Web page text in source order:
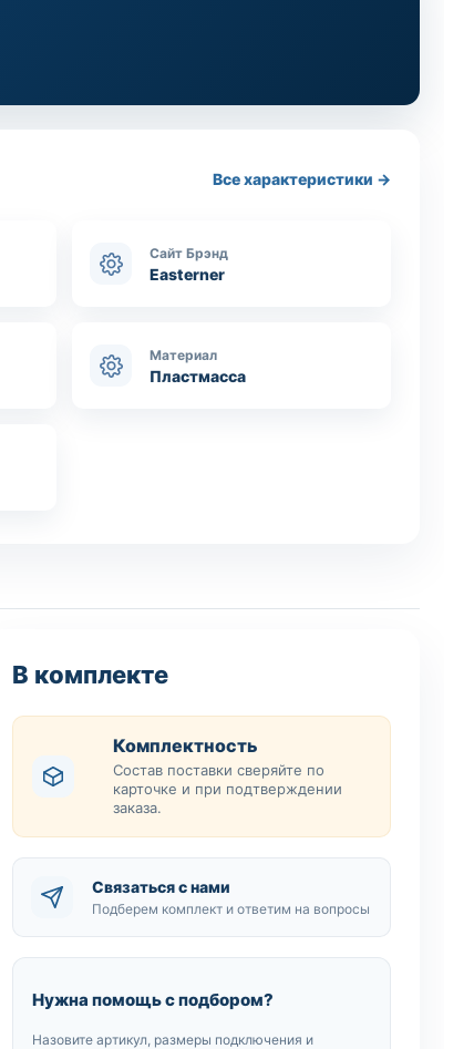
Все характеристики →
Сайт Брэнд
Easterner
Материал
Пластмасса
В комплекте
Комплектность
Состав поставки сверяйте по
карточке и при подтверждении
заказа.
Связаться с нами
Подберем комплект и ответим на вопросы
Нужна помощь с подбором?
Назовите артикул, размеры подключения и